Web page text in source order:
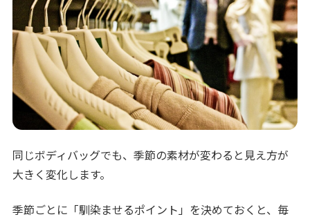
同じボディバッグでも、季節の素材が変わると見え方が
大きく変化します。
季節ごとに「馴染ませるポイント」を決めておくと、毎